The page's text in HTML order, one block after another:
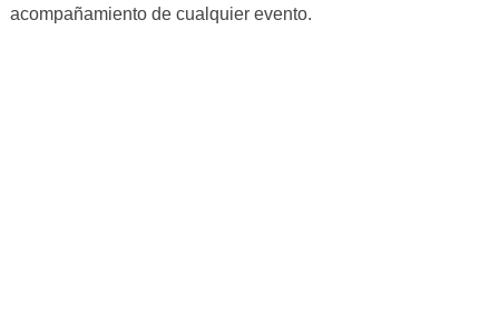
acompañamiento de cualquier evento.